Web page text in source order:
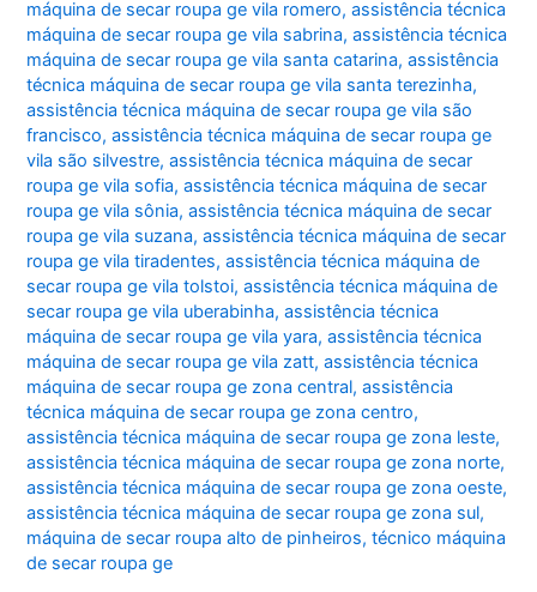
máquina de secar roupa ge vila romero,assistência técnica
máquina de secar roupa ge vila sabrina,assistência técnica
máquina de secar roupa ge vila santa catarina,assistência
técnica máquina de secar roupa ge vila santa terezinha,
assistência técnica máquina de secar roupa ge vila são
francisco,assistência técnica máquina de secar roupa ge
vila são silvestre,assistência técnica máquina de secar
roupa ge vila sofia,assistência técnica máquina de secar
roupa ge vila sônia,assistência técnica máquina de secar
roupa ge vila suzana,assistência técnica máquina de secar
roupa ge vila tiradentes,assistência técnica máquina de
secar roupa ge vila tolstoi,assistência técnica máquina de
secar roupa ge vila uberabinha,assistência técnica
máquina de secar roupa ge vila yara,assistência técnica
máquina de secar roupa ge vila zatt,assistência técnica
máquina de secar roupa ge zona central,assistência
técnica máquina de secar roupa ge zona centro,
assistência técnica máquina de secar roupa ge zona leste,
assistência técnica máquina de secar roupa ge zona norte,
assistência técnica máquina de secar roupa ge zona oeste,
assistência técnica máquina de secar roupa ge zona sul,
máquina de secar roupa alto de pinheiros,técnico máquina
de secar roupa ge